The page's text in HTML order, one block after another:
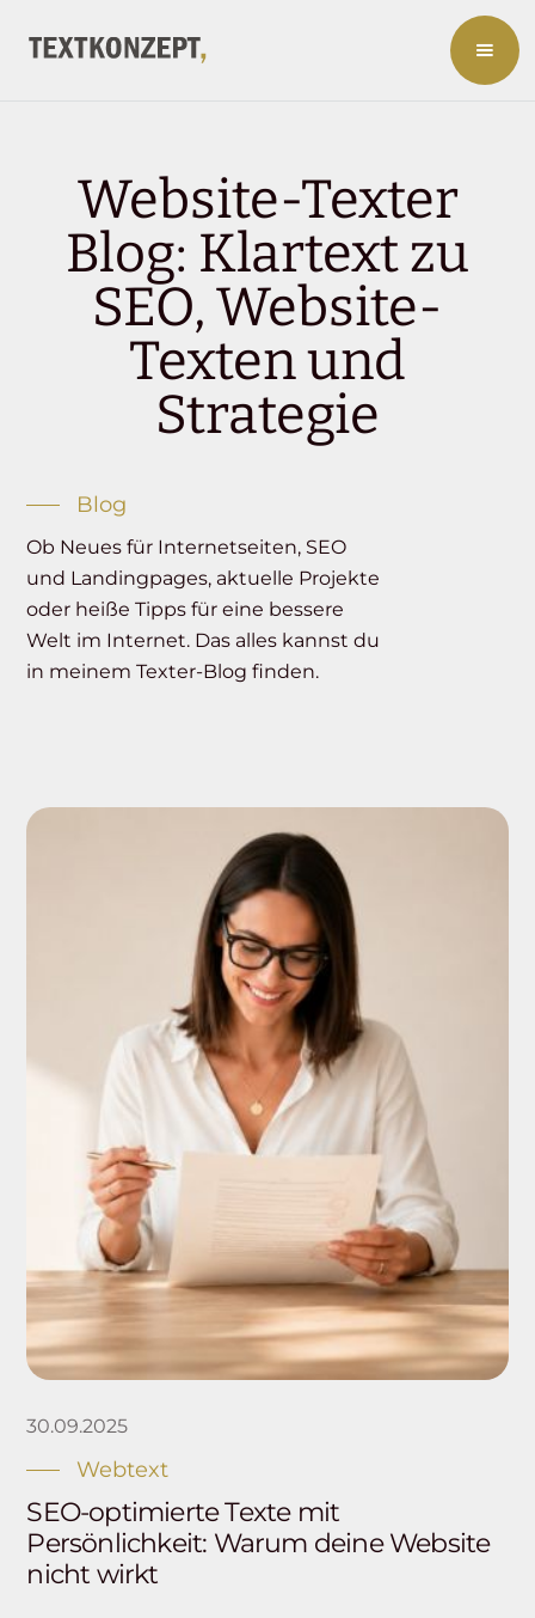
Website-Texter
Blog: Klartext zu
SEO, Website-
Texten und
Strategie
Blog
Ob Neues für Internetseiten, SEO
und Landingpages, aktuelle Projekte
oder heiße Tipps für eine bessere
Welt im Internet. Das alles kannst du
in meinem Texter-Blog finden.
30.09.2025
Webtext
SEO-optimierte Texte mit
Persönlichkeit: Warum deine Website
nicht wirkt